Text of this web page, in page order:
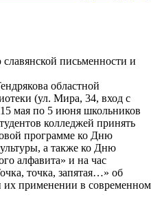
областной
(ул. Мира, 34, вход с
мая по 5 июня школьников
колледжей принять
программе ко Дню
а также ко Дню
алфавита» и на час
точка, запятая…» об
их применении в современном